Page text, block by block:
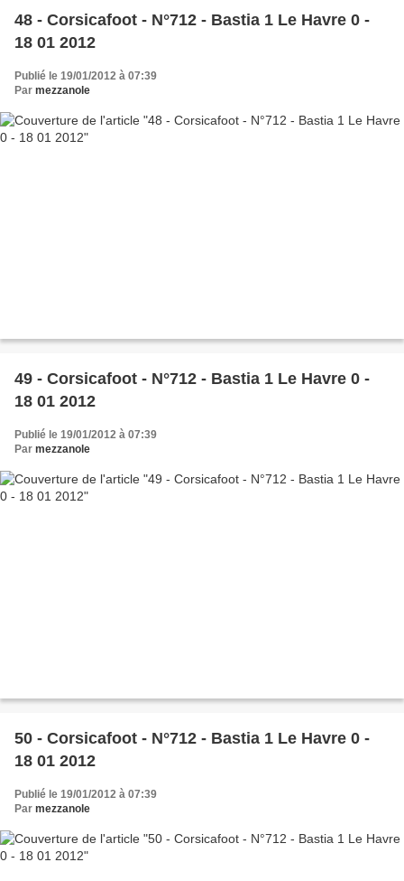
48 - Corsicafoot - N°712 - Bastia 1 Le Havre 0 -
18 01 2012
Publié le 19/01/2012 à 07:39
Par mezzanole
49 - Corsicafoot - N°712 - Bastia 1 Le Havre 0 -
18 01 2012
Publié le 19/01/2012 à 07:39
Par mezzanole
50 - Corsicafoot - N°712 - Bastia 1 Le Havre 0 -
18 01 2012
Publié le 19/01/2012 à 07:39
Par mezzanole